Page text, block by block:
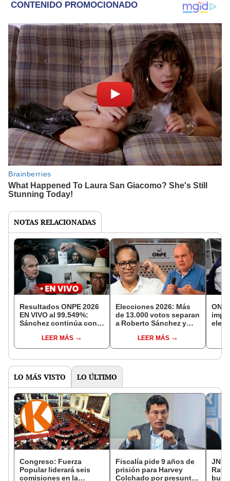
NOTAS RELACIONADAS
Resultados ONPE 2026
EN VIVO al 99.549%:
Sánchez continúa con
por encima de López
Aliaga
LEER MÁS
Elecciones 2026: Más
de 13.000 votos separan
a Roberto Sánchez y
LEER MÁS
LO MÁS VISTO LO ÚLTIMO
Congreso: Fuerza
Popular liderará seis
comisiones en la
Fiscalía pide 9 años de
prisión para Harvey
Colchado por presunta
JNE